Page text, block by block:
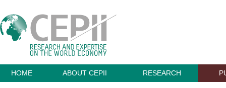
HOME ABOUT CEPII RESEARCH